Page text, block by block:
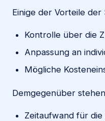
Einige der Vorteile
Kontrolle über die
Anpassung an
Mögliche
Demgegenüber
Zeitaufwand für